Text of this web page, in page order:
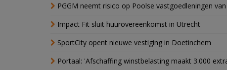
PGGM neemt risico op Poolse vastgoedleningen
Impact Fit sluit huurovereenkomst in Utrecht
SportCity opent nieuwe vestiging in Doetinchem
Portaal: 'Afschaffing winstbelasting maakt 3.000